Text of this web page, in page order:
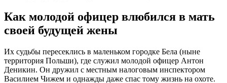
Как молодой офицер влюбился в мать
своей будущей жены
Их судьбы пересеклись в маленьком городке Бела (ныне
территория Польши), где служил молодой офицер Антон
Деникин. Он дружил с местным налоговым инспектором
Василием Чижем и однажды даже спас тому жизнь на охоте.